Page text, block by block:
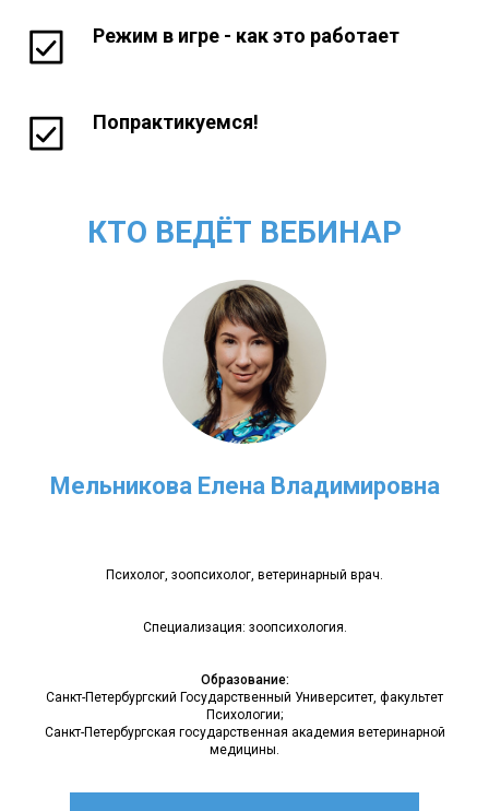
Режим в игре - как это работает
Попрактикуемся!
КТО ВЕДЁТ ВЕБИНАР
Мельникова Елена Владимировна
Психолог, зоопсихолог, ветеринарный врач.
Специализация: зоопсихология.
Образование:
Санкт-Петербургский Государственный Университет, факультет
Психологии;
Санкт-Петербургская государственная академия ветеринарной
медицины.